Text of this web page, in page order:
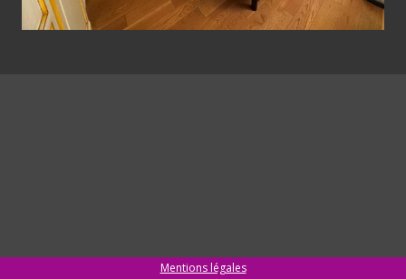
Mentions légales